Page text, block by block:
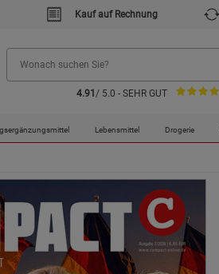
Kauf auf Rechnung
4.91 / 5.0 - SEHR GUT
Lebensmittel Drogerie